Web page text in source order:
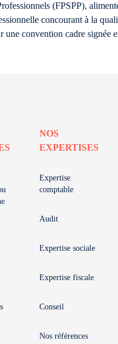
(FPSPP),
concourant à la
convention cadre signée
NOS
EXPERTISES
Expertise
comptable
Audit
Expertise sociale
Expertise fiscale
Conseil
Nos références